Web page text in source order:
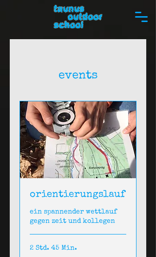
events
orientierungslauf
ein spannender wettlauf
gegen zeit und kollegen
2 Std. 45 Min.